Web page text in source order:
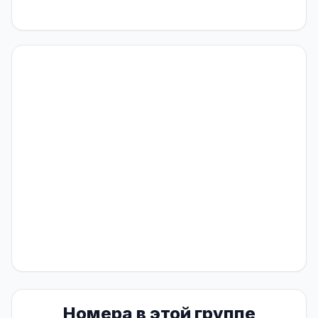
Номера в этой группе